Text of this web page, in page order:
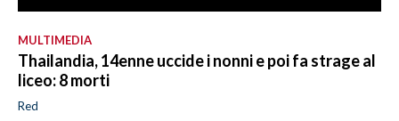
MULTIMEDIA
Thailandia, 14enne uccide i nonni e poi fa strage al
liceo: 8 morti
Red